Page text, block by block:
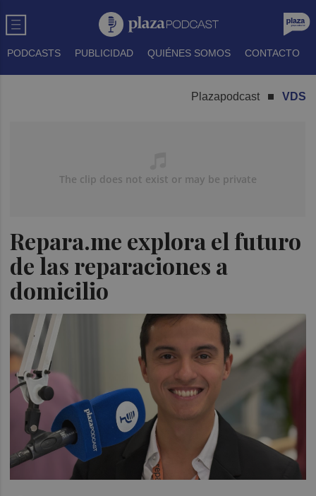
PODCASTS PUBLICIDAD QUIÉNES SOMOS CONTACTO
Plazapodcast VDS
Repara.me explora el futuro
de las reparaciones a
domicilio